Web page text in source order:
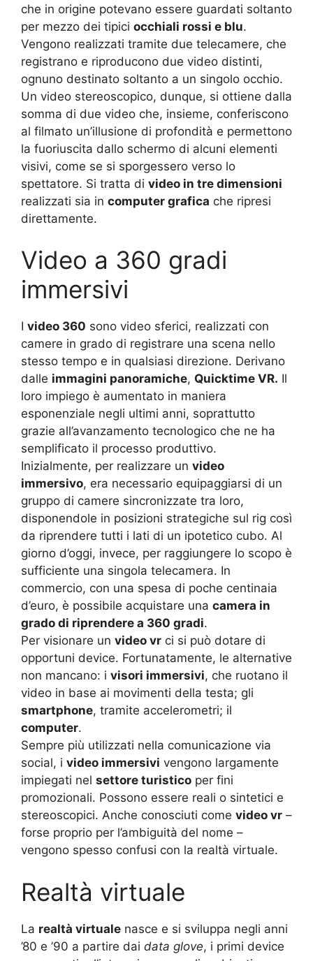
che in origine potevano essere guardati soltanto
per mezzo dei tipici occhiali rossi e blu.
Vengono realizzati tramite due telecamere, che
registrano e riproducono due video distinti,
ognuno destinato soltanto a un singolo occhio.
Un video stereoscopico, dunque, si ottiene dalla
somma di due video che, insieme, conferiscono
al filmato un’illusione di profondità e permettono
la fuoriuscita dallo schermo di alcuni elementi
visivi, come se si sporgessero verso lo
spettatore. Si tratta di video in tre dimensioni
realizzati sia in computer grafica che ripresi
direttamente.
Video a 360 gradi
immersivi
I video 360 sono video sferici, realizzati con
camere in grado di registrare una scena nello
stesso tempo e in qualsiasi direzione. Derivano
dalle immagini panoramiche, Quicktime VR. Il
loro impiego è aumentato in maniera
esponenziale negli ultimi anni, soprattutto
grazie all’avanzamento tecnologico che ne ha
semplificato il processo produttivo.
Inizialmente, per realizzare un video
immersivo, era necessario equipaggiarsi di un
gruppo di camere sincronizzate tra loro,
disponendole in posizioni strategiche sul rig così
da riprendere tutti i lati di un ipotetico cubo. Al
giorno d’oggi, invece, per raggiungere lo scopo è
sufficiente una singola telecamera. In
commercio, con una spesa di poche centinaia
d’euro, è possibile acquistare una camera in
grado di riprendere a 360 gradi.
Per visionare un video vr ci si può dotare di
opportuni device. Fortunatamente, le alternative
non mancano: i visori immersivi, che ruotano il
video in base ai movimenti della testa; gli
smartphone, tramite accelerometri; il
computer.
Sempre più utilizzati nella comunicazione via
social, i video immersivi vengono largamente
impiegati nel settore turistico per fini
promozionali. Possono essere reali o sintetici e
stereoscopici. Anche conosciuti come video vr –
forse proprio per l’ambiguità del nome –
vengono spesso confusi con la realtà virtuale.
Realtà virtuale
La realtà virtuale nasce e si sviluppa negli anni
’80 e ’90 a partire dai data glove, i primi device